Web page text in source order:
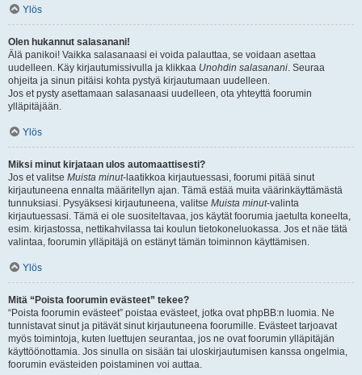
Ylös
Olen hukannut salasanani!
Älä panikoi! Vaikka salasanaasi ei voida palauttaa, se voidaan asettaa
uudelleen. Käy kirjautumissivulla ja klikkaa Unohdin salasanani. Seuraa
ohjeita ja sinun pitäisi kohta pystyä kirjautumaan uudelleen.
Jos et pysty asettamaan salasanaasi uudelleen, ota yhteyttä foorumin
ylläpitäjään.
Ylös
Miksi minut kirjataan ulos automaattisesti?
Jos et valitse Muista minut-laatikkoa kirjautuessasi, foorumi pitää sinut
kirjautuneena ennalta määritellyn ajan. Tämä estää muita väärinkäyttämästä
tunnuksiasi. Pysyäksesi kirjautuneena, valitse Muista minut-valinta
kirjautuessasi. Tämä ei ole suositeltavaa, jos käytät foorumia jaetulta koneelta,
esim. kirjastossa, nettikahvilassa tai koulun tietokoneluokassa. Jos et näe tätä
valintaa, foorumin ylläpitäjä on estänyt tämän toiminnon käyttämisen.
Ylös
Mitä “Poista foorumin evästeet” tekee?
“Poista foorumin evästeet” poistaa evästeet, jotka ovat phpBB:n luomia. Ne
tunnistavat sinut ja pitävät sinut kirjautuneena foorumille. Evästeet tarjoavat
myös toimintoja, kuten luettujen seurantaa, jos ne ovat foorumin ylläpitäjän
käyttöönottamia. Jos sinulla on sisään tai uloskirjautumisen kanssa ongelmia,
foorumin evästeiden poistaminen voi auttaa.